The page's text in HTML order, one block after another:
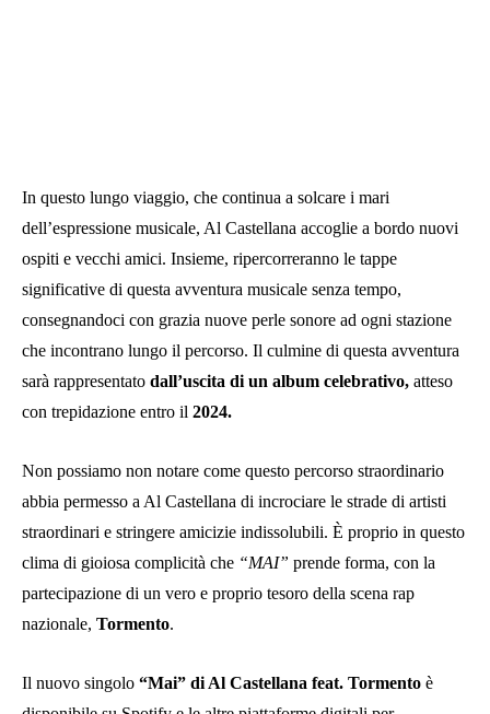
In questo lungo viaggio, che continua a solcare i mari
dell’espressione musicale, Al Castellana accoglie a bordo nuovi
ospiti e vecchi amici. Insieme, ripercorreranno le tappe
significative di questa avventura musicale senza tempo,
consegnandoci con grazia nuove perle sonore ad ogni stazione
che incontrano lungo il percorso. Il culmine di questa avventura
sarà rappresentato dall’uscita di un album celebrativo, atteso
con trepidazione entro il 2024.
Non possiamo non notare come questo percorso straordinario
abbia permesso a Al Castellana di incrociare le strade di artisti
straordinari e stringere amicizie indissolubili. È proprio in questo
clima di gioiosa complicità che “MAI” prende forma, con la
partecipazione di un vero e proprio tesoro della scena rap
nazionale, Tormento.
Il nuovo singolo “Mai” di Al Castellana feat. Tormento è